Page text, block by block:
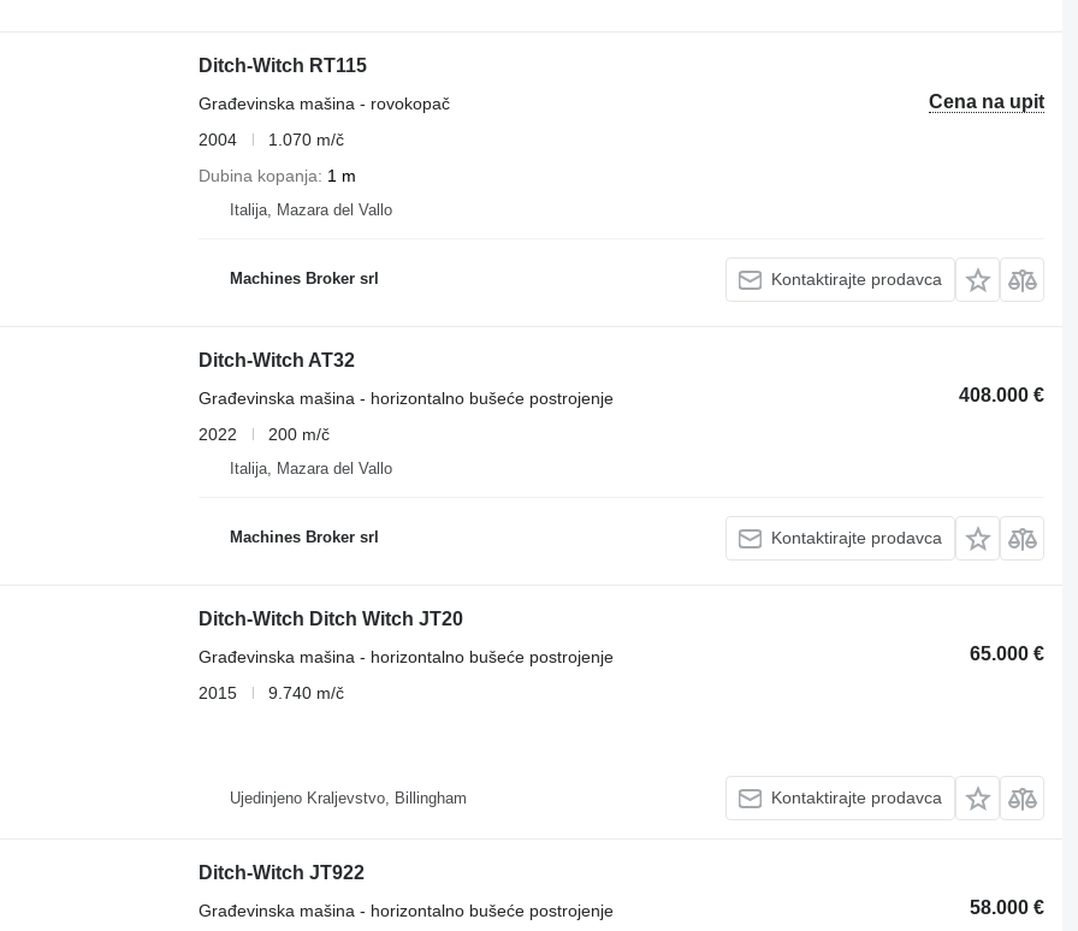
Ditch-Witch RT115
Cena na upit
Građevinska mašina - rovokopač
2004
1.070 m/č
Dubina kopanja
1 m
Italija, Mazara del Vallo
Machines Broker srl Kontaktirajte prodavca
Ditch-Witch AT32
408.000 €
Građevinska mašina - horizontalno bušeće postrojenje
2022
200 m/č
Italija, Mazara del Vallo
Machines Broker srl Kontaktirajte prodavca
Ditch-Witch Ditch Witch JT20
65.000 €
Građevinska mašina - horizontalno bušeće postrojenje
2015
9.740 m/č
Ujedinjeno Kraljevstvo, Billingham Kontaktirajte prodavca
Ditch-Witch JT922
58.000 €
Građevinska mašina - horizontalno bušeće postrojenje